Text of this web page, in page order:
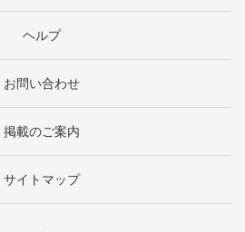
ヘルプ
お問い合わせ
掲載のご案内
サイトマップ